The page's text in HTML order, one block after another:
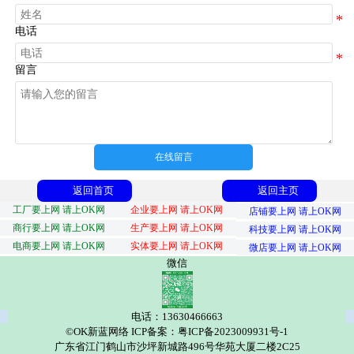
电话
留言
在线留言
返回首页 返回主页
工厂要上网 请上OK网 企业要上网 请上OK网
店铺要上网 请上OK网
商行要上网 请上OK网
生产要上网 请上OK网
科技要上网 请上OK网
电商要上网 请上OK网
实体要上网 请上OK网 微店要上网 请上OK网
微信
电话：13630466663
©OK新蓝网络 ICP备案：粤ICP备2023009931号-1
广东省江门鹤山市沙坪新城路496号华苑大厦二楼2C25